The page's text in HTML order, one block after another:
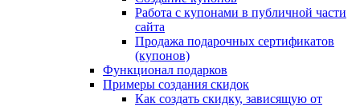
Работа с купонами в публичной части
сайта
Продажа подарочных сертификатов
(купонов)
Функционал подарков
Примеры создания скидок
Как создать скидку, зависящую от